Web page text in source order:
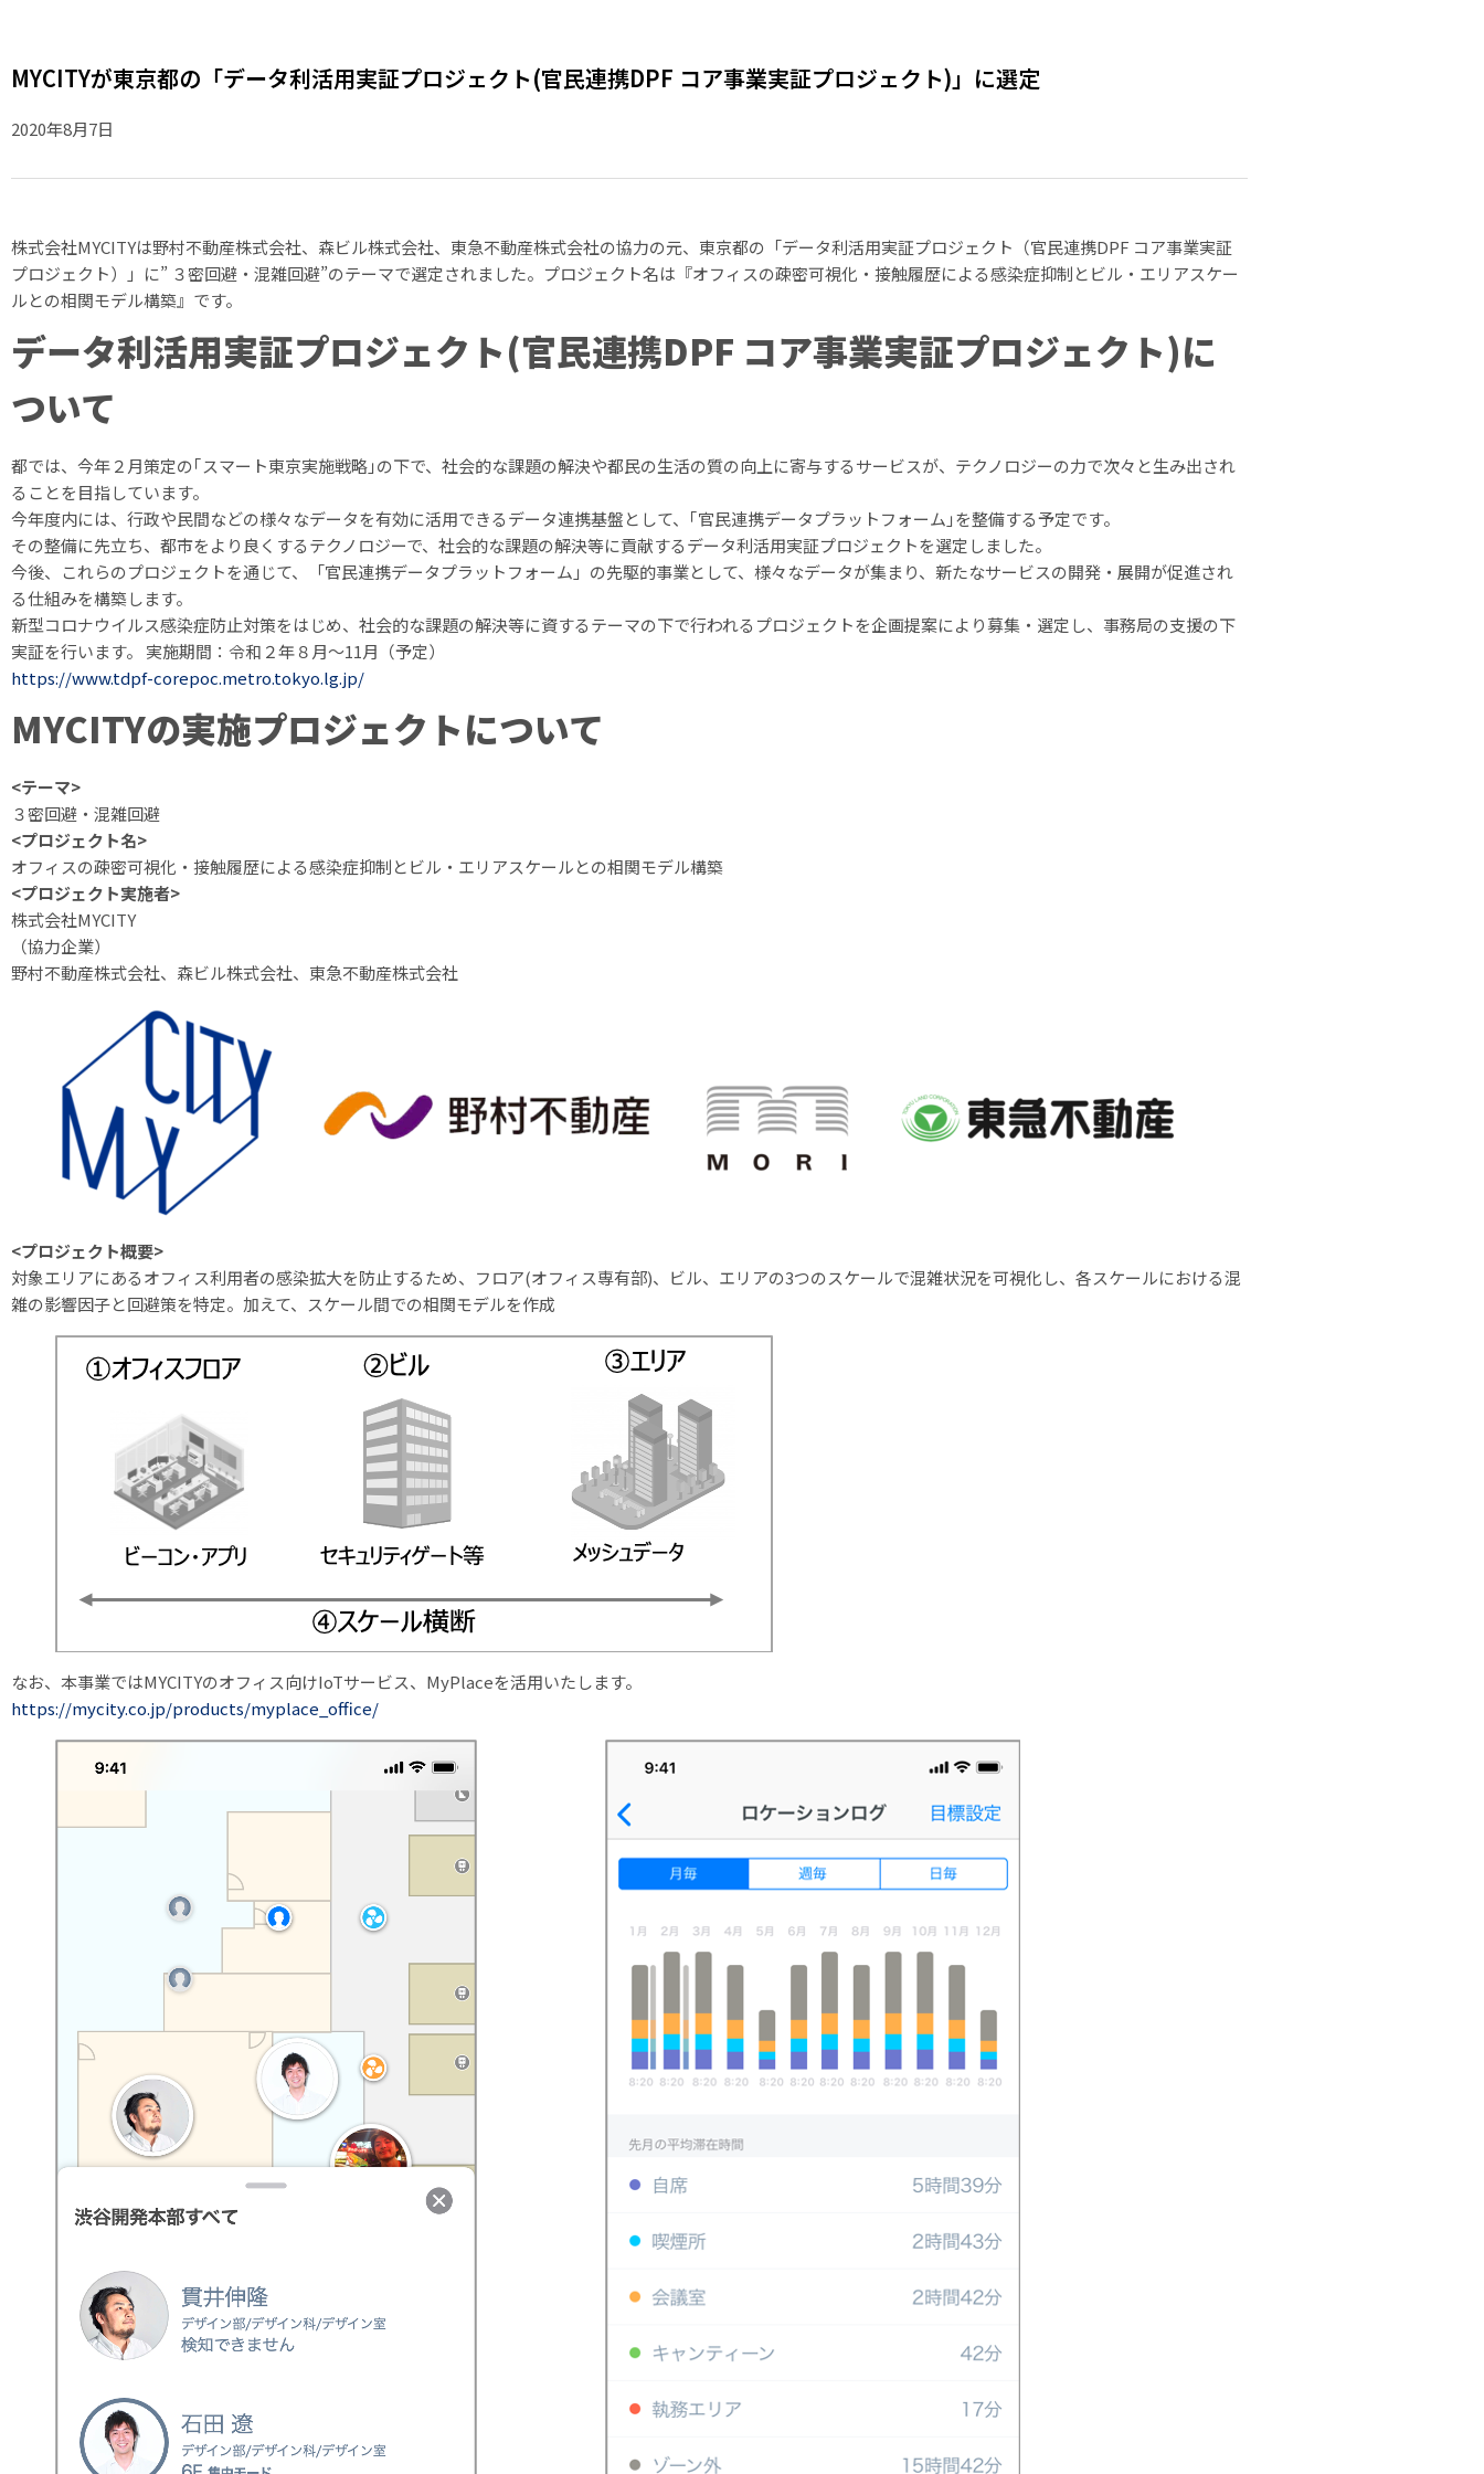
MYCITYが東京都の「データ利活用実証プロジェクト(官民連携DPF コア事業実証プロジェクト)」に選定
2020年8月7日
株式会社MYCITYは野村不動産株式会社、森ビル株式会社、東急不動産株式会社の協力の元、東京都の「データ利活用実証プロジェクト（官民連携DPF コア事業実証
プロジェクト）」に” ３密回避・混雑回避”のテーマで選定されました。プロジェクト名は『オフィスの疎密可視化・接触履歴による感染症抑制とビル・エリアスケー
ルとの相関モデル構築』です。
データ利活用実証プロジェクト(官民連携DPF コア事業実証プロジェクト)に
ついて
都では、今年２月策定の｢スマート東京実施戦略｣の下で、社会的な課題の解決や都民の生活の質の向上に寄与するサービスが、テクノロジーの力で次々と生み出され
ることを目指しています。
今年度内には、行政や民間などの様々なデータを有効に活用できるデータ連携基盤として、｢官民連携データプラットフォーム｣を整備する予定です。
その整備に先立ち、都市をより良くするテクノロジーで、社会的な課題の解決等に貢献するデータ利活用実証プロジェクトを選定しました。
今後、これらのプロジェクトを通じて、「官民連携データプラットフォーム」の先駆的事業として、様々なデータが集まり、新たなサービスの開発・展開が促進され
る仕組みを構築します。
新型コロナウイルス感染症防止対策をはじめ、社会的な課題の解決等に資するテーマの下で行われるプロジェクトを企画提案により募集・選定し、事務局の支援の下
実証を行います。 実施期間：令和２年８月～11月（予定）
https://www.tdpf-corepoc.metro.tokyo.lg.jp/
MYCITYの実施プロジェクトについて
<テーマ>
３密回避・混雑回避
<プロジェクト名>
オフィスの疎密可視化・接触履歴による感染症抑制とビル・エリアスケールとの相関モデル構築
<プロジェクト実施者>
株式会社MYCITY
（協力企業）
野村不動産株式会社、森ビル株式会社、東急不動産株式会社
<プロジェクト概要>
対象エリアにあるオフィス利用者の感染拡大を防止するため、フロア(オフィス専有部)、ビル、エリアの3つのスケールで混雑状況を可視化し、各スケールにおける混
雑の影響因⼦と回避策を特定。加えて、スケール間での相関モデルを作成
なお、本事業ではMYCITYのオフィス向けIoTサービス、MyPlaceを活用いたします。
https://mycity.co.jp/products/myplace_office/